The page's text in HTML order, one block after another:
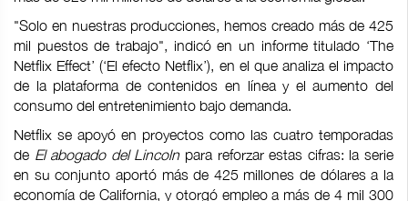
"Solo en nuestras producciones, hemos creado más de 425
mil puestos de trabajo", indicó en un informe titulado ‘The
Netflix Effect’ (‘El efecto Netflix’), en el que analiza el impacto
de la plataforma de contenidos en línea y el aumento del
consumo del entretenimiento bajo demanda.
Netflix se apoyó en proyectos como las cuatro temporadas
de El abogado del Lincolnpara reforzar estas cifras: la serie
en su conjunto aportó más de 425 millones de dólares a la
economía de California, y otorgó empleo a más de 4 mil 300